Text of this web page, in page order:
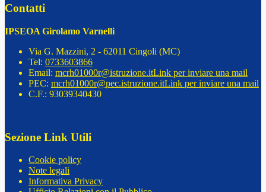
Contatti
IPSEOA Girolamo Varnelli
Via G. Mazzini, 2 - 62011 Cingoli (MC)
Tel: 0733603866
Email: mcrh01000r@istruzione.itLink per inviare una mail
PEC: mcrh01000r@pec.istruzione.itLink per inviare una mail
C.F.: 93039340430
Sezione Link Utili
Cookie policy
Note legali
Informativa Privacy